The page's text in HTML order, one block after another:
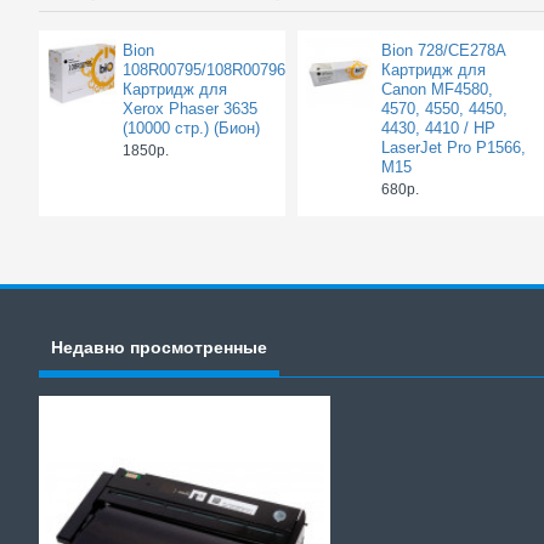
Bion
108R00795/108R00796
Картридж для
Xerox Phaser 3635
(10000 стр.) (Бион)
1850р.
Bion 728/CE278A
Картридж для
Canon MF4580,
4570, 4550, 4450,
4430, 4410 / HP
LaserJet Pro P1566,
M15
680р.
Недавно просмотренные